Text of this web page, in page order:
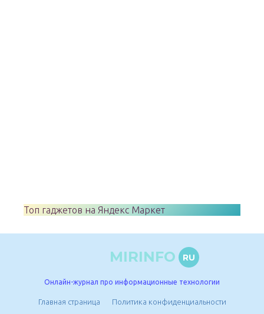
Топ гаджетов на Яндекс Маркет
MIRINFO RU
Онлайн-журнал про информационные технологии
Главная страница Политика конфиденциальности